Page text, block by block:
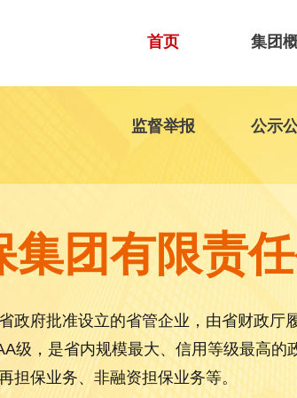
首页 集团
监督举报 公示
团有限责任
政府批准设立的省管企业，由省财政厅
级，是省内规模最大、信用等级最高的
担保业务、非融资担保业务等。